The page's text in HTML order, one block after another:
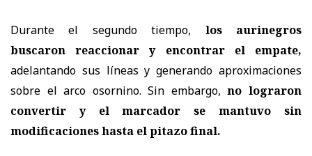
Durante el segundo tiempo, los aurinegros
buscaron reaccionar y encontrar el empate,
adelantando sus líneas y generando aproximaciones
sobre el arco osornino. Sin embargo,no lograron
convertir y el marcador se mantuvo sin
modificaciones hasta el pitazo final.